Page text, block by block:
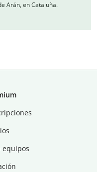
Arán, en Cataluña.
equipos